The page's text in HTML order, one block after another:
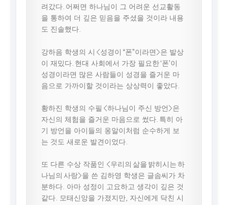
려갔다. 어쩌면 하나님이 그 어려운 선교활동
을 통하여 더 깊은 믿음을 주셨을 것이라 내용
도 진솔했다.
강하음 학생의 시 <성경이 “폰”이라면>은 발상
이 재밌다. 현대 사회에서 가장 필요한 ‘폰’이
성경이라면 많은 사람들이 성경을 즐거운 마
음으로 가까이할 것이라는 상상력이 좋았다.
황하진 학생의 수필 <하나님이 주신 방언>은
자신의 체험을 즐거운 마음으로 썼다. 특히 아
기 방언을 아이들의 옹알이처럼 순수하게 보
는 것도 새로운 발견이었다.
또 다른 수상 작품인 <우리의 삶을 밝히시는 하
나님의 사랑>을 쓴 김하영 학생은 글솜씨가 차
분하다. 아마 성정이 고요하고 생각이 깊은 것
같다. 모태신앙을 가졌지만, 자신에게 닥친 시